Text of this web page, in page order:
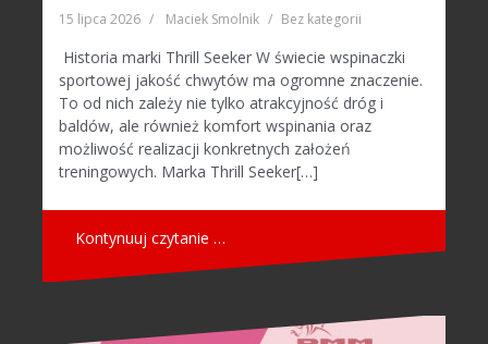
15 lipca 2026 Maciek Smolnik Bez kategorii
Historia marki Thrill Seeker W świecie wspinaczki
sportowej jakość chwytów ma ogromne znaczenie.
To od nich zależy nie tylko atrakcyjność dróg i
baldów, ale również komfort wspinania oraz
możliwość realizacji konkretnych założeń
treningowych. Marka Thrill Seeker[…]
Kontynuuj czytanie …